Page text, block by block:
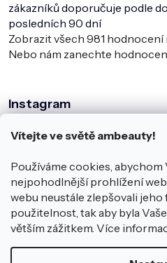
Vítejte ve světě ambeauty!
Používáme cookies, abychom
nejpohodlnější prohlížení
webu neustále zlepšovali jeho
použitelnost, tak aby byla
větším zážitkem. Více
zákazníků doporučuje podle
posledních 90 dní
Zobrazit všech 981 hodnocení
Nebo nám zanechte
Instagram
Sledovat na